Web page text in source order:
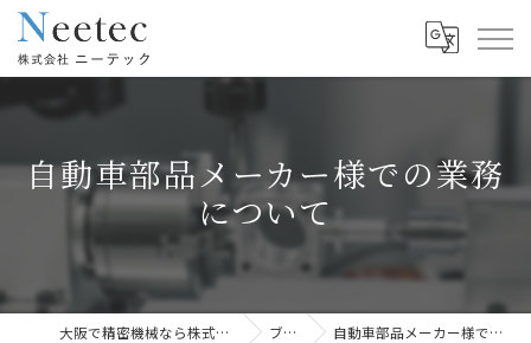
自動車部品メーカー様での業務
について
大阪で精密機械なら株式会社ニーテック ブログ 自動車部品メーカー様での業務について